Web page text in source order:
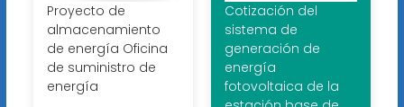
Proyecto de
almacenamiento
de energía Oficina
de suministro de
energía
Cotización del
sistema de
generación de
energía
fotovoltaica de la